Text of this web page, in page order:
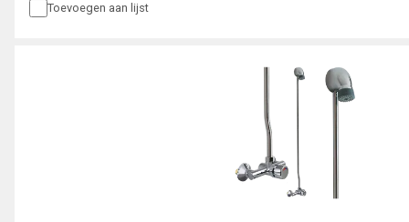
Toevoegen aan lijst